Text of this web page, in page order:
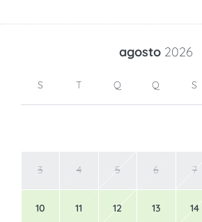
agosto 2026
S T Q Q S
3 4 5 6 7
10 11 12 13 14